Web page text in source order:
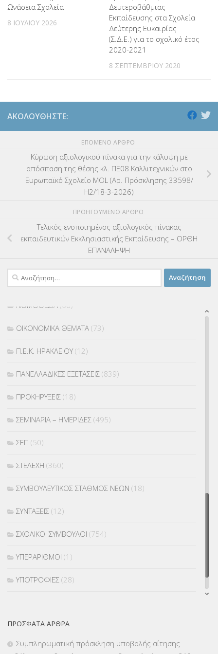
Ωνάσεια Σχολεία
8 ΙΟΥΛΊΟΥ 2026
Δευτεροβάθμιας
Εκπαίδευσης στα Σχολεία
Δεύτερης Ευκαιρίας
(Σ.Δ.Ε.) για το σχολικό έτος
2020-2021
8 ΣΕΠΤΕΜΒΡΊΟΥ 2020
ΑΚΟΛΟΥΘΉΣΤΕ:
ΕΠΌΜΕΝΟ ΆΡΘΡΟ
Κύρωση αξιολογικού πίνακα για την κάλυψη με
απόσπαση της θέσης κλ. ΠΕ08 Καλλιτεχνικών στο
Ευρωπαϊκό Σχολείο MOL (Αρ. Πρόσκλησης 33598/
Η2/18-3-2026)
ΠΡΟΗΓΟΎΜΕΝΟ ΆΡΘΡΟ
Τελικός ενοποιημένος αξιολογικός πίνακας
εκπαιδευτικών Εκκλησιαστικής Εκπαίδευσης – ΟΡΘΗ
ΕΠΑΝΑΛΗΨΗ
Αναζήτηση
για:
ΕΚΠΑΙΔΕΥΤΙΚΑ ΘΕΜΑΤΑ (2.824)
ΚΕΣΥΠ (109)
ΚΠγ – ΚΡΑΤΙΚΟ ΠΙΣΤΟΠΟΙΗΤΙΚΟ ΓΛΩΣΣΟΜΑΘΕΙΑΣ
ΚΠπ- ΚΡΑΤΙΚΟ ΠΙΣΤΟΠΟΙΗΤΙΚΟ ΠΛΗΡΟΦΟΡΙΚΗΣ(12)
ΜΕΤΑΘΕΣΕΙΣ-ΤΟΠΟΘΕΤΗΣΕΙΣ ΒΕΛΤΙΩΣΕΙΣ(319)
ΜΕΤΑΦΟΡΑ ΜΑΘΗΤΩΝ
ΝΟΜΟΘΕΣΙΑ (66)
ΟΙΚΟΝΟΜΙΚΑ ΘΕΜΑΤΑ (73)
Π.Ε.Κ. ΗΡΑΚΛΕΙΟΥ(12)
ΠΑΝΕΛΛΑΔΙΚΕΣ ΕΞΕΤΑΣΕΙΣ (839)
ΠΡΟΚΗΡΥΞΕΙΣ (18)
ΣΕΜΙΝΑΡΙΑ – ΗΜΕΡΙΔΕΣ (495)
ΣΕΠ (50)
ΣΤΕΛΕΧΗ (360)
ΣΥΜΒΟΥΛΕΥΤΙΚΟΣ ΣΤΑΘΜΟΣ ΝΕΩΝ (18)
ΣΥΝΤΑΞΕΙΣ (12)
ΣΧΟΛΙΚΟΙ ΣΥΜΒΟΥΛΟΙ (754)
ΥΠΕΡΑΡΙΘΜΟΙ (1)
ΥΠΟΤΡΟΦΙΕΣ (28)
Χωρίς κατηγορία
ΠΡΌΣΦΑΤΑ ΆΡΘΡΑ
Συμπληρωματική πρόσκληση υποβολής αίτησης